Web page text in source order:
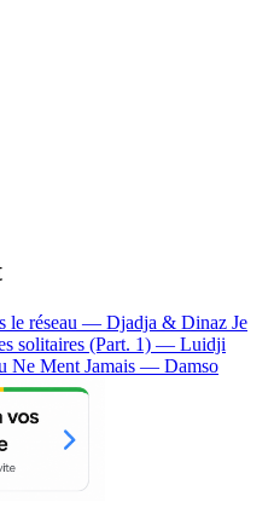
le réseau — Djadja & Dinaz Je
solitaires (Part. 1) — Luidji
Ne Ment Jamais — Damso